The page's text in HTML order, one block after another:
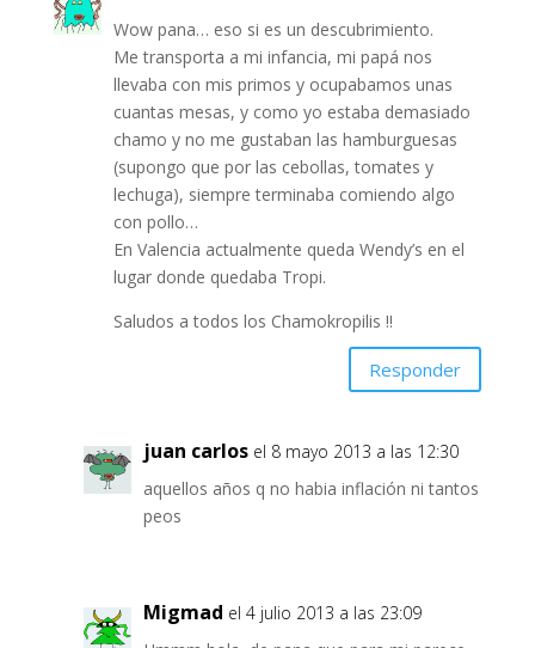
Wow pana… eso si es un descubrimiento.
Me transporta a mi infancia, mi papá nos
llevaba con mis primos y ocupabamos unas
cuantas mesas, y como yo estaba demasiado
chamo y no me gustaban las hamburguesas
(supongo que por las cebollas, tomates y
lechuga), siempre terminaba comiendo algo
con pollo…
En Valencia actualmente queda Wendy’s en el
lugar donde quedaba Tropi.
Saludos a todos los Chamokropilis !!
Responder
juan carlos el 8 mayo 2013 a las 12:30
aquellos años q no habia inflación ni tantos
peos
Migmad el 4 julio 2013 a las 23:09